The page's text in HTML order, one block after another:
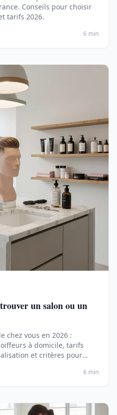
Conseils pour choisir
tarifs 2026.
6 min
un salon ou un
chez vous en 2026 :
à domicile, tarifs
et critères pour
6 min